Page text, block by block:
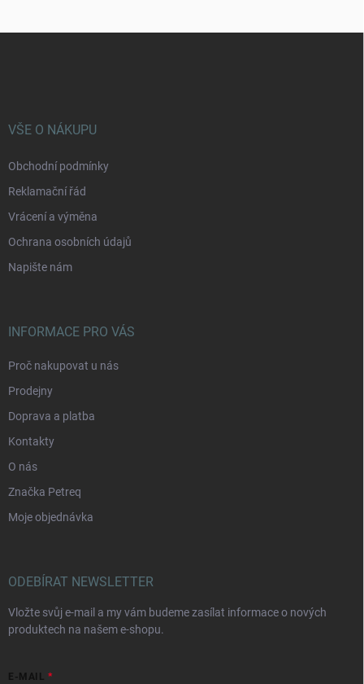
VŠE O NÁKUPU
Obchodní podmínky
Reklamační řád
Vrácení a výměna
Ochrana osobních údajů
Napište nám
INFORMACE PRO VÁS
Proč nakupovat u nás
Prodejny
Doprava a platba
Kontakty
O nás
Značka Petreq
Moje objednávka
ODEBÍRAT NEWSLETTER
Vložte svůj e-mail a my vám budeme zasílat informace o nových
produktech na našem e-shopu.
E-MAIL